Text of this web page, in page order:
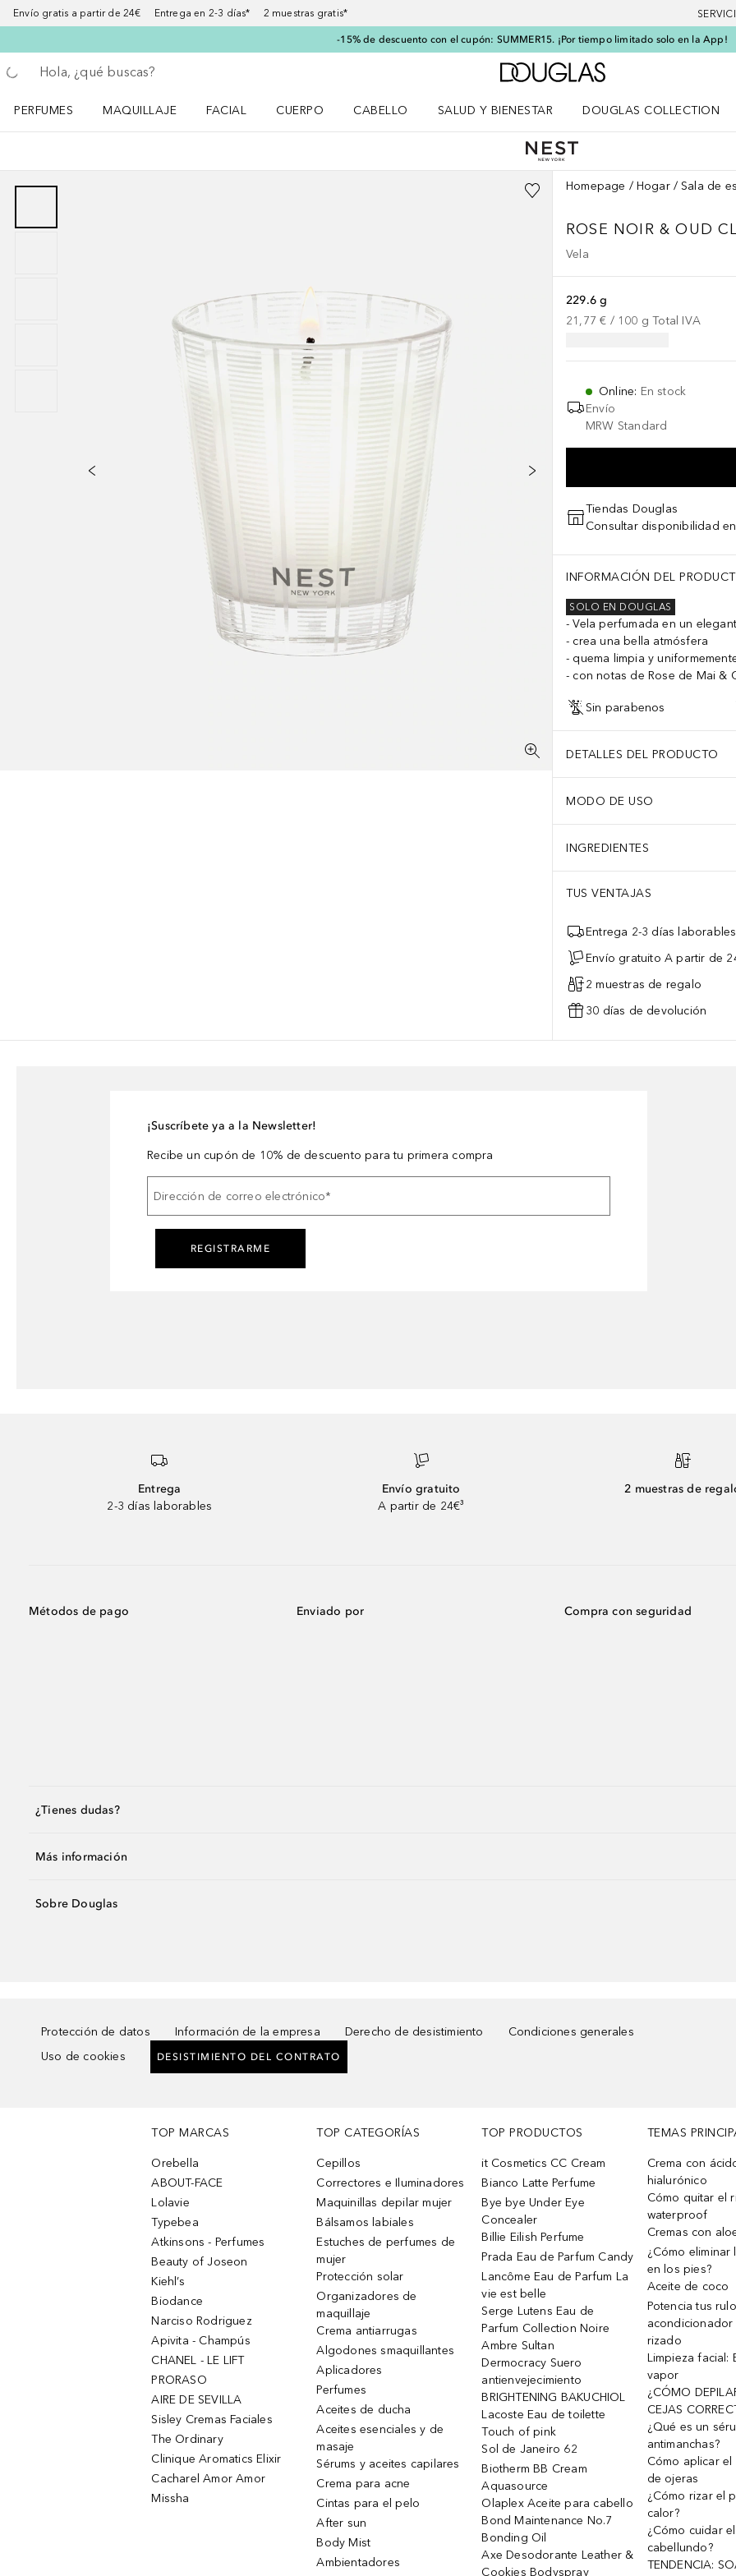
Envío gratis a partir de 24€ Entrega en 2-3 días* 2 muestras gratis*
-15% de descuento con el cupón: SUMMER15. ¡Por tiempo limitado solo en la App!
Regresar
Ejecutar búsqueda
A Douglas Home
PERFUMES
MAQUILLAJE
FACIAL
CUERPO
CABELLO
SALUD Y BIENESTAR
DOUGLAS COLLECTION
Homepage Hogar Sala de
ROSE NOIR & OUD
Vela
229.6 g
21,77 € / 100 g Total IVA
Online: En stock
Envío
MRW Standard
Tiendas Douglas
Consultar disponibilidad
INFORMACIÓN DEL
SOLO EN DOUGLAS
Vela perfumada en un
crea una bella atmósfera
quema limpia y
con notas de Rose de Mai &
Sin parabenos
DETALLES DEL PRODUCTO
MODO DE USO
INGREDIENTES
TUS VENTAJAS
Entrega 2-3 días laborables
Envío gratuito A partir de
2 muestras de regalo
30 días de devolución
¡Suscríbete ya a la Newsletter!
Recibe un cupón de 10% de descuento para tu primera compra
Dirección de correo electrónico*
REGISTRARME
Entrega
2-3 días laborables
Envío gratuito
A partir de 24€³
2 muestras de
Métodos de pago Enviado por Compra con seguridad
¿Tienes dudas?
Más información
Sobre Douglas
Protección de datos Información de la empresa Derecho de desistimiento
Condiciones generales
Uso de cookies
DESISTIMIENTO DEL CONTRATO
TOP MARCAS
Orebella
ABOUT-FACE
Lolavie
Typebea
Atkinsons - Perfumes
Beauty of Joseon
Kiehl’s
Biodance
Narciso Rodriguez
Apivita - Champús
CHANEL - LE LIFT
PRORASO
AIRE DE SEVILLA
Sisley Cremas Faciales
The Ordinary
Clinique Aromatics Elixir
Cacharel Amor Amor
Missha
TOP CATEGORÍAS
Cepillos
Correctores e Iluminadores
Maquinillas depilar mujer
Bálsamos labiales
Estuches de perfumes de
mujer
Protección solar
Organizadores de
maquillaje
Crema antiarrugas
Algodones smaquillantes
Aplicadores
Perfumes
Aceites de ducha
Aceites esenciales y de
masaje
Sérums y aceites capilares
Crema para acne
Cintas para el pelo
After sun
Body Mist
Ambientadores
TOP PRODUCTOS
it Cosmetics CC Cream
Bianco Latte Perfume
Bye bye Under Eye
Concealer
Billie Eilish Perfume
Prada Eau de Parfum Candy
Lancôme Eau de Parfum La
vie est belle
Serge Lutens Eau de
Parfum Collection Noire
Ambre Sultan
Dermocracy Suero
antienvejecimiento
BRIGHTENING BAKUCHIOL
Lacoste Eau de toilette
Touch of pink
Sol de Janeiro 62
Biotherm BB Cream
Aquasource
Olaplex Aceite para cabello
Bond Maintenance No.7
Bonding Oil
Axe Desodorante Leather &
Cookies Bodyspray
TEMAS
Crema con
hialurónico
Cómo quitar el
waterproof
Cremas con
¿Cómo eliminar
en los pies?
Aceite de coco
Potencia tus
rizado
Limpieza facial:
vapor
¿CÓMO
CEJAS
¿Qué es un
antimanchas?
Cómo aplicar
de ojeras
¿Cómo rizar el
calor?
¿Cómo cuidar
cabellundo?
TENDENCIA: